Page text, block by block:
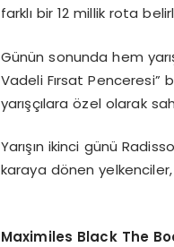
farklı bir 12 millik rota
Günün sonunda hem
Vadeli Fırsat Penceresi”
yarışçılara özel olarak
Yarışın ikinci günü
karaya dönen yelkenciler,
Maximiles Black The